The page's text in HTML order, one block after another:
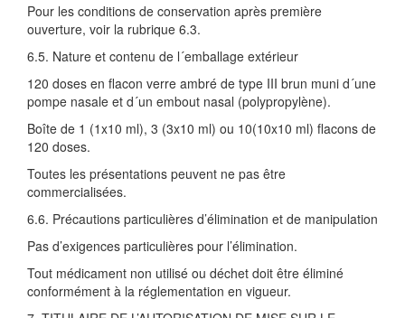
Pour les conditions de conservation après première
ouverture, voir la rubrique 6.3.
6.5. Nature et contenu de l´emballage extérieur
120 doses en flacon verre ambré de type III brun muni d´une
pompe nasale et d´un embout nasal (polypropylène).
Boîte de 1 (1x10 ml), 3 (3x10 ml) ou 10(10x10 ml) flacons de
120 doses.
Toutes les présentations peuvent ne pas être
commercialisées.
6.6. Précautions particulières d’élimination et de manipulation
Pas d’exigences particulières pour l’élimination.
Tout médicament non utilisé ou déchet doit être éliminé
conformément à la réglementation en vigueur.